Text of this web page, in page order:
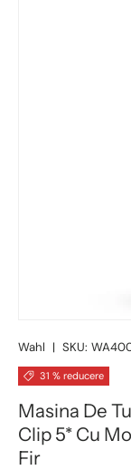
Wahl | SKU:
31 % reducere
Masina De
Clip 5* Cu
Fir